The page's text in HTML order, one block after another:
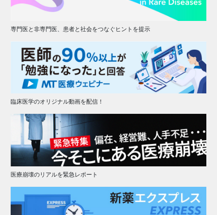
専門医と非専門医、患者と社会をつなぐヒントを提示
臨床医学のオリジナル動画を配信！
医療崩壊のリアルを緊急レポート